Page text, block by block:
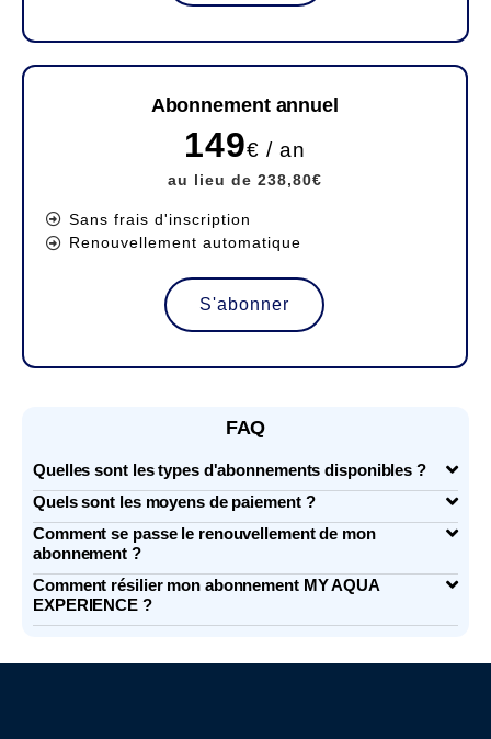
Abonnement annuel
149€ / an
au lieu de 238,80€
Sans frais d'inscription
Renouvellement automatique
S'abonner
FAQ
Quelles sont les types d'abonnements disponibles ?
Quels sont les moyens de paiement ?
Comment se passe le renouvellement de mon
abonnement ?
Comment résilier mon abonnement MY AQUA
EXPERIENCE ?